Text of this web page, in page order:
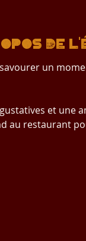
de
un
et une
au restaurant